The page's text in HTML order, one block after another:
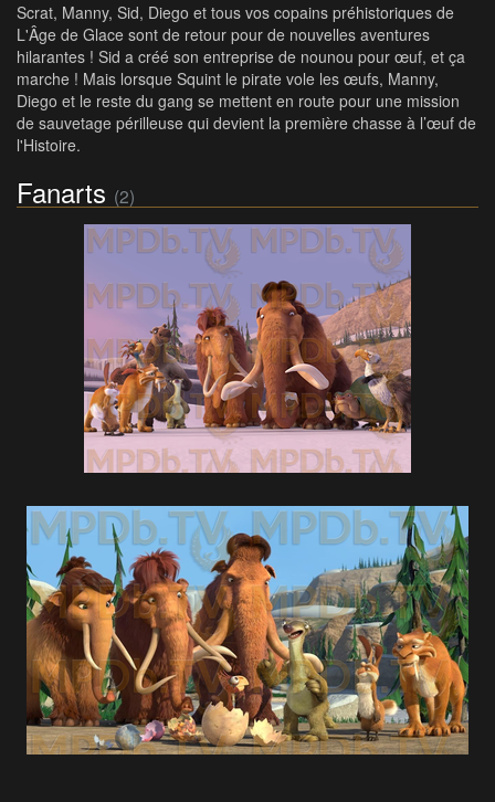
Scrat, Manny, Sid, Diego et tous vos copains préhistoriques de
L'Âge de Glace sont de retour pour de nouvelles aventures
hilarantes ! Sid a créé son entreprise de nounou pour œuf, et ça
marche ! Mais lorsque Squint le pirate vole les œufs, Manny,
Diego et le reste du gang se mettent en route pour une mission
de sauvetage périlleuse qui devient la première chasse à l’œuf de
l'Histoire.
Fanarts (2)